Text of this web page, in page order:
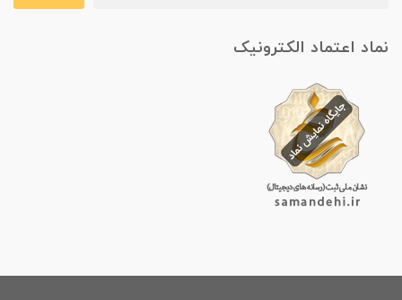
نماد اعتماد الکترونیک